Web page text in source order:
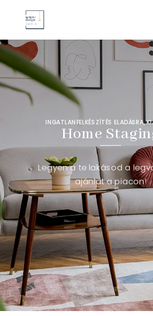
INGATLANFELKÉSZÍTÉS ELADÁSRA,
Home
Legyen a te lakásod a
ajánlat a piacon!